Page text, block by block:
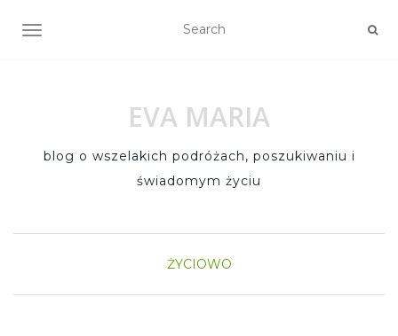
TOGGLE NAVIGATION
EVA MARIA
blog o wszelakich podróżach, poszukiwaniu i
świadomym życiu
ŻYCIOWO